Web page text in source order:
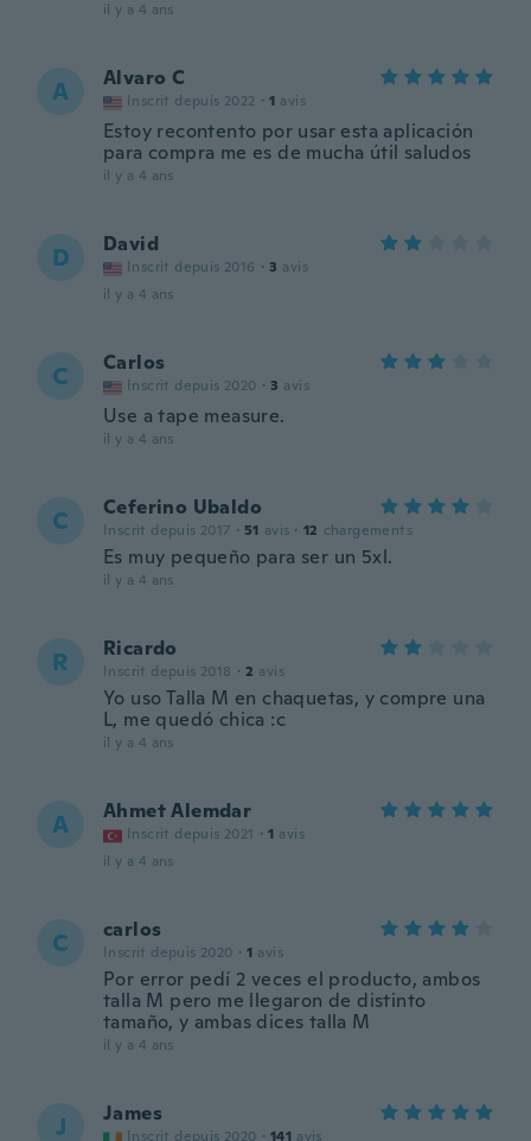
il y a 4 ans
A Alvaro C
Inscrit depuis 2022 · 1 avis
Estoy recontento por usar esta aplicación
para compra me es de mucha útil saludos
il y a 4 ans
D David
Inscrit depuis 2016 · 3 avis
il y a 4 ans
C Carlos
Inscrit depuis 2020 · 3 avis
Use a tape measure.
il y a 4 ans
C Ceferino Ubaldo
Inscrit depuis 2017 · 51 avis · 12 chargements
Es muy pequeño para ser un 5xl.
il y a 4 ans
R Ricardo
Inscrit depuis 2018 · 2 avis
Yo uso Talla M en chaquetas, y compre una
L, me quedó chica :c
il y a 4 ans
A Ahmet Alemdar
Inscrit depuis 2021 · 1 avis
il y a 4 ans
C carlos
Inscrit depuis 2020 · 1 avis
Por error pedí 2 veces el producto, ambos
talla M pero me llegaron de distinto
tamaño, y ambas dices talla M
il y a 4 ans
J James
Inscrit depuis 2020 · 141 avis